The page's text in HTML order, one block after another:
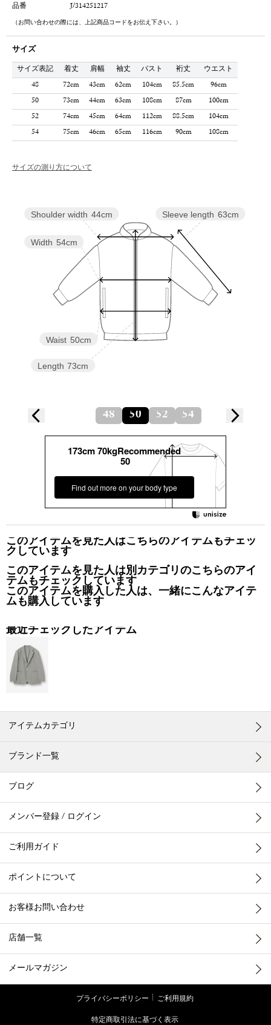
品番
J/314251217
（お問い合わせの際には、上記商品コードをお伝え下さい。）
サイズ
サイズ表記 着丈 肩幅 袖丈 バスト 裄丈
ウエスト
48
72cm 43cm 62cm 104cm 85.5cm
96cm
50
73cm 44cm 63cm 108cm 87cm
100cm
52
74cm 45cm 64cm 112cm 88.5cm
104cm
54
75cm 46cm 65cm 116cm 90cm 108cm
サイズの測り方について
Sleeve length 63cm
Length 73cm
Waist 50cm
Width 54cm
Shoulder width 44cm
48 50 52 54
173cm 70kgRecommended
50
Find out more on your body type
このアイテムを見た人はこちらのアイテムもチェッ
クしています
このアイテムを見た人は別カテゴリのこちらのアイ
テムもチェックしています
このアイテムを購入した人は、一緒にこんなアイテ
ムも購入しています
最近チェックしたアイテム
アイテムカテゴリ
ブランド一覧
ブログ
メンバー登録 / ログイン
ご利用ガイド
ポイントについて
お客様お問い合わせ
店舗一覧
メールマガジン
プライバシーポリシー
ご利用規約
特定商取引法に基づく表示